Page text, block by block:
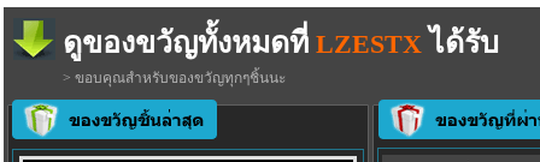
ดูของขวัญทั้งหมดที่ LZESTX ได้รับ
> ขอบคุณสำหรับของขวัญทุกๆชิ้นนะ